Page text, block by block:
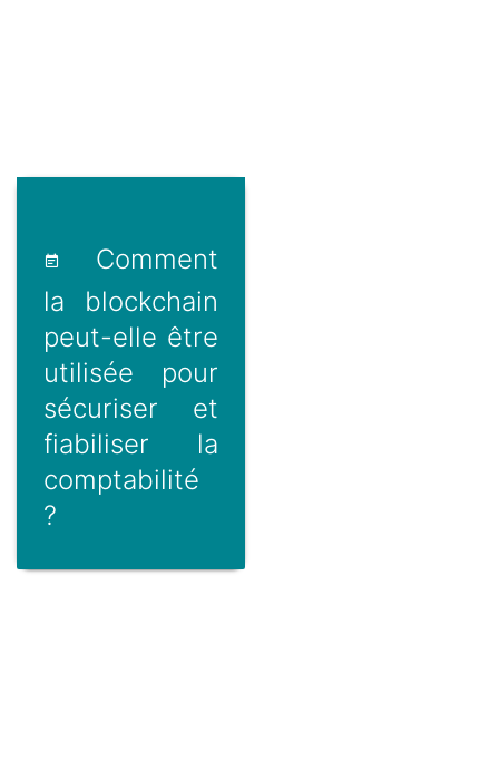
Comment
la blockchain
peut-elle être
utilisée pour
sécuriser et
fiabiliser la
comptabilité
?